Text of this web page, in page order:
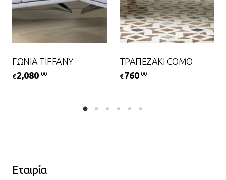
ΓΩΝΙΑ TIFFANY
€2,080 .00
ΤΡΑΠΕΖΑΚΙ COMO
€ 760 .00
Εταιρία